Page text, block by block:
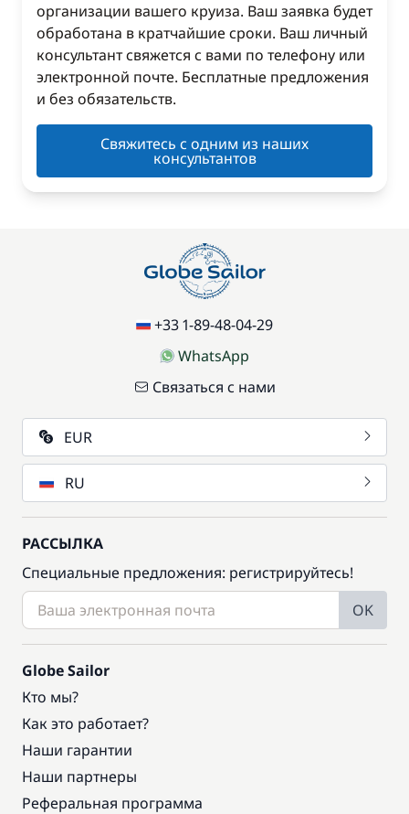
организации вашего круиза. Ваш заявка будет
обработана в кратчайшие сроки. Ваш личный
консультант свяжется с вами по телефону или
электронной почте. Бесплатные предложения
и без обязательств.
Свяжитесь с одним из наших
консультантов
+33 1-89-48-04-29
WhatsApp
Связаться с нами
EUR
RU
РАССЫЛКА
Специальные предложения: регистрируйтесь!
OK
Globe Sailor
Кто мы?
Как это работает?
Наши гарантии
Наши партнеры
Реферальная программа